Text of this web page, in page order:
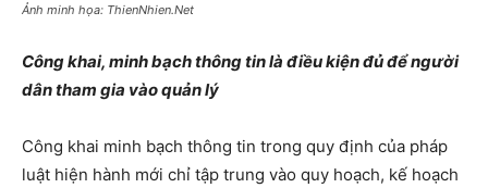
Ảnh minh họa: ThienNhien.Net
Công khai, minh bạch thông tin là điều kiện đủ để người
dân tham gia vào quản lý
Công khai minh bạch thông tin trong quy định của pháp
luật hiện hành mới chỉ tập trung vào quy hoạch, kế hoạch